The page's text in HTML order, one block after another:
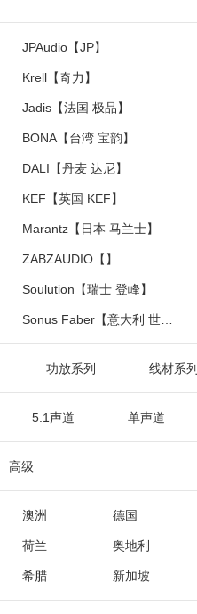
JPAudio【JP】
Krell【奇力】
Jadis【法国 极品】
BONA【台湾 宝韵】
DALI【丹麦 达尼】
KEF【英国 KEF】
Marantz【日本 马兰士】
ZABZAUDIO【】
Soulution【瑞士 登峰】
Sonus Faber【意大利 世霸】
功放系列 线材系列
5.1声道 单声道
高级
澳洲 德国
荷兰 奥地利
希腊 新加坡